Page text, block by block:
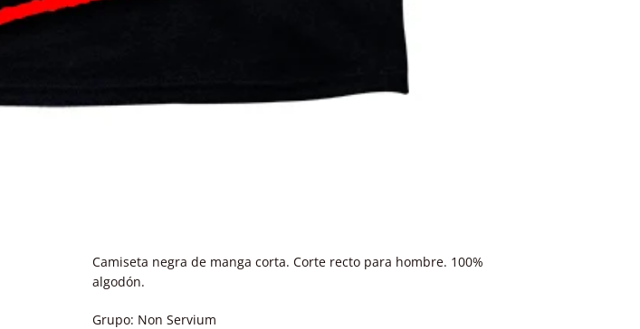
Camiseta negra de manga corta. Corte recto para hombre. 100%
algodón.
Grupo: Non Servium